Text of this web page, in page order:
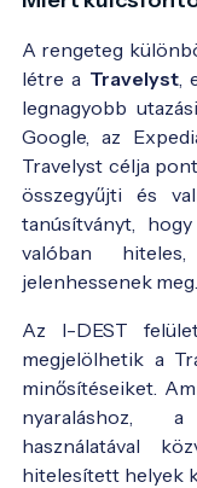
A rengeteg
létre a Travelyst,
legnagyobb
Google, az
Travelyst célja
összegyűjti és
tanúsítványt,
valóban
jelenhessenek meg.
Az I-DEST
megjelölhetik a
minősítéseiket.
nyaraláshoz,
használatával
hitelesített helyek